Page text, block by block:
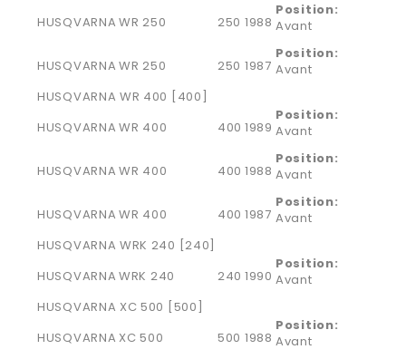
HUSQVARNA WR 250 250 1988
Position:
Avant
HUSQVARNA WR 250 250 1987
Position:
Avant
HUSQVARNA WR 400 [400]
HUSQVARNA WR 400 400 1989
Position:
Avant
HUSQVARNA WR 400 400 1988
Position:
Avant
HUSQVARNA WR 400 400 1987
Position:
Avant
HUSQVARNA WRK 240 [240]
HUSQVARNA WRK 240 240 1990
Position:
Avant
HUSQVARNA XC 500 [500]
HUSQVARNA XC 500 500 1988
Position:
Avant